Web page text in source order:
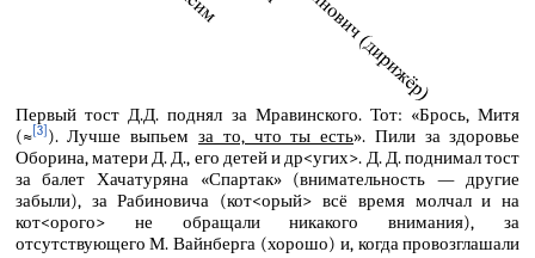
Первый тост Д.Д. поднял за Мравинского. Тот: «Брось, Митя
(≈ [3] ). Лучше выпьем за то, что ты есть». Пили за здоровье
Оборина, матери Д. Д., его детей и др<угих>. Д. Д. поднимал тост
за балет Хачатуряна «Спартак» (внимательность — другие
забыли), за Рабиновича (кот<орый> всё время молчал и на
кот<орого> не обращали никакого внимания), за
отсутствующего М. Вайнберга (хорошо) и, когда провозглашали